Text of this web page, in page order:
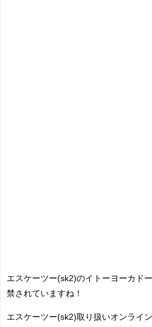
エスケーツー(sk2)のイトーヨーカド
禁されていますね！
エスケーツー(sk2)取り扱いオンライ